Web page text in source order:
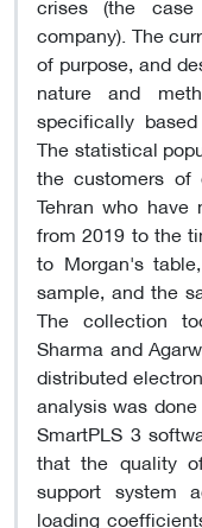
company). The
of purpose, and
nature and
specifically
The statistical
the customers of
Tehran who
from 2019 to the
to Morgan's
sample, and the
The collection
Sharma and
distributed
analysis was
SmartPLS 3
that the quality
support system
loading